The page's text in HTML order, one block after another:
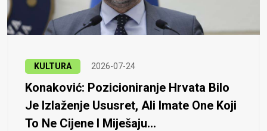
KULTURA 2026-07-24
Konaković: Pozicioniranje Hrvata Bilo
Je Izlaženje Ususret, Ali Imate One Koji
To Ne Cijene I Miješaju...